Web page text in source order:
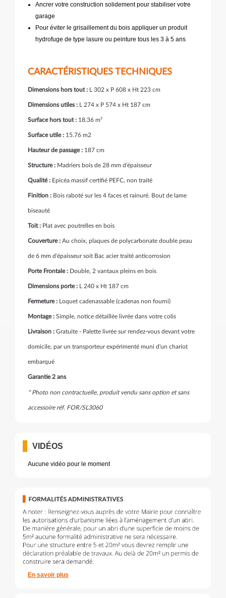
Ancrer votre construction solidement pour stabiliser votre
garage
Pour éviter le grisaillement du bois appliquer un produit
hydrofuge de type lasure ou peinture tous les 3 à 5 ans
CARACTÉRISTIQUES TECHNIQUES
Dimensions hors tout : L 302 x P 608 x Ht 223 cm
Dimensions utiles : L 274 x P 574 x Ht 187 cm
Surface hors tout : 18.36 m²
Surface utile : 15.76 m2
Hauteur de passage : 187 cm
Structure : Madriers bois de 28 mm d'épaisseur
Qualité : Epicéa massif certifié PEFC, non traité
Finition : Bois raboté sur les 4 faces et rainuré. Bout de lame
biseauté
Toit : Plat avec poutrelles en bois
Couverture : Au choix, plaques de polycarbonate double peau
de 6 mm d'épaisseur soit Bac acier traité anticorrosion
Porte Frontale : Double, 2 vantaux pleins en bois
Dimensions porte : L 240 x Ht 187 cm
Fermeture : Loquet cadenassable (cadenas non fourni)
Montage : Simple, notice détaillée livrée dans votre colis
Livraison : Gratuite - Palette livrée sur rendez-vous devant votre
domicile, par un transporteur expérimenté muni d'un chariot
embarqué
Garantie 2 ans
* Photo non contractuelle, produit vendu sans option et sans
accessoire réf. FOR/SL3060
VIDÉOS
Aucune vidéo pour le moment
En savoir plus